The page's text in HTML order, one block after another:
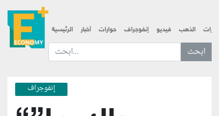
الرئيسية أخبار حوارات إنفوجراف فيديو الذهب
ابحث عن... :
إنفوجراف